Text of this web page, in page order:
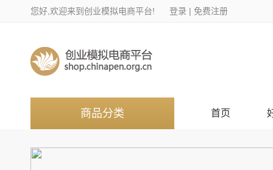
您好,欢迎来到创业模拟电商平台! 登录 | 免费注册
商品分类 首页